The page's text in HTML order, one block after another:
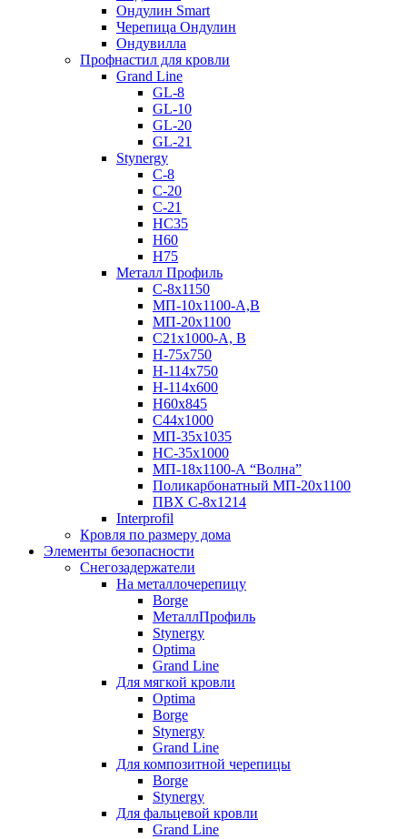
Ондулин Smart
Черепица Ондулин
Ондувилла
Профнастил для кровли
Grand Line
GL-8
GL-10
GL-20
GL-21
Stynergy
C-8
C-20
C-21
НС35
Н60
H75
Металл Профиль
С-8х1150
МП-10x1100-А,В
МП-20х1100
С21х1000-А, В
H-75х750
Н-114х750
Н-114х600
Н60х845
С44х1000
МП-35х1035
НС-35х1000
МП-18х1100-А “Волна”
Поликарбонатный МП-20х1100
ПВХ С-8х1214
Interprofil
Кровля по размеру дома
Элементы безопасности
Снегозадержатели
На металлочерепицу
Borge
МеталлПрофиль
Stynergy
Optima
Grand Line
Для мягкой кровли
Optima
Borge
Stynergy
Grand Line
Для композитной черепицы
Borge
Stynergy
Для фальцевой кровли
Grand Line